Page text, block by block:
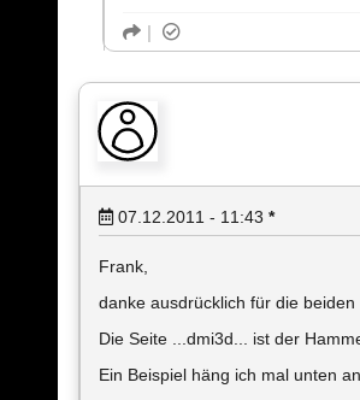
07.12.2011 - 11:43 *
Frank,
danke ausdrücklich für die beiden
Die Seite ...dmi3d... ist der
Ein Beispiel häng ich mal unten